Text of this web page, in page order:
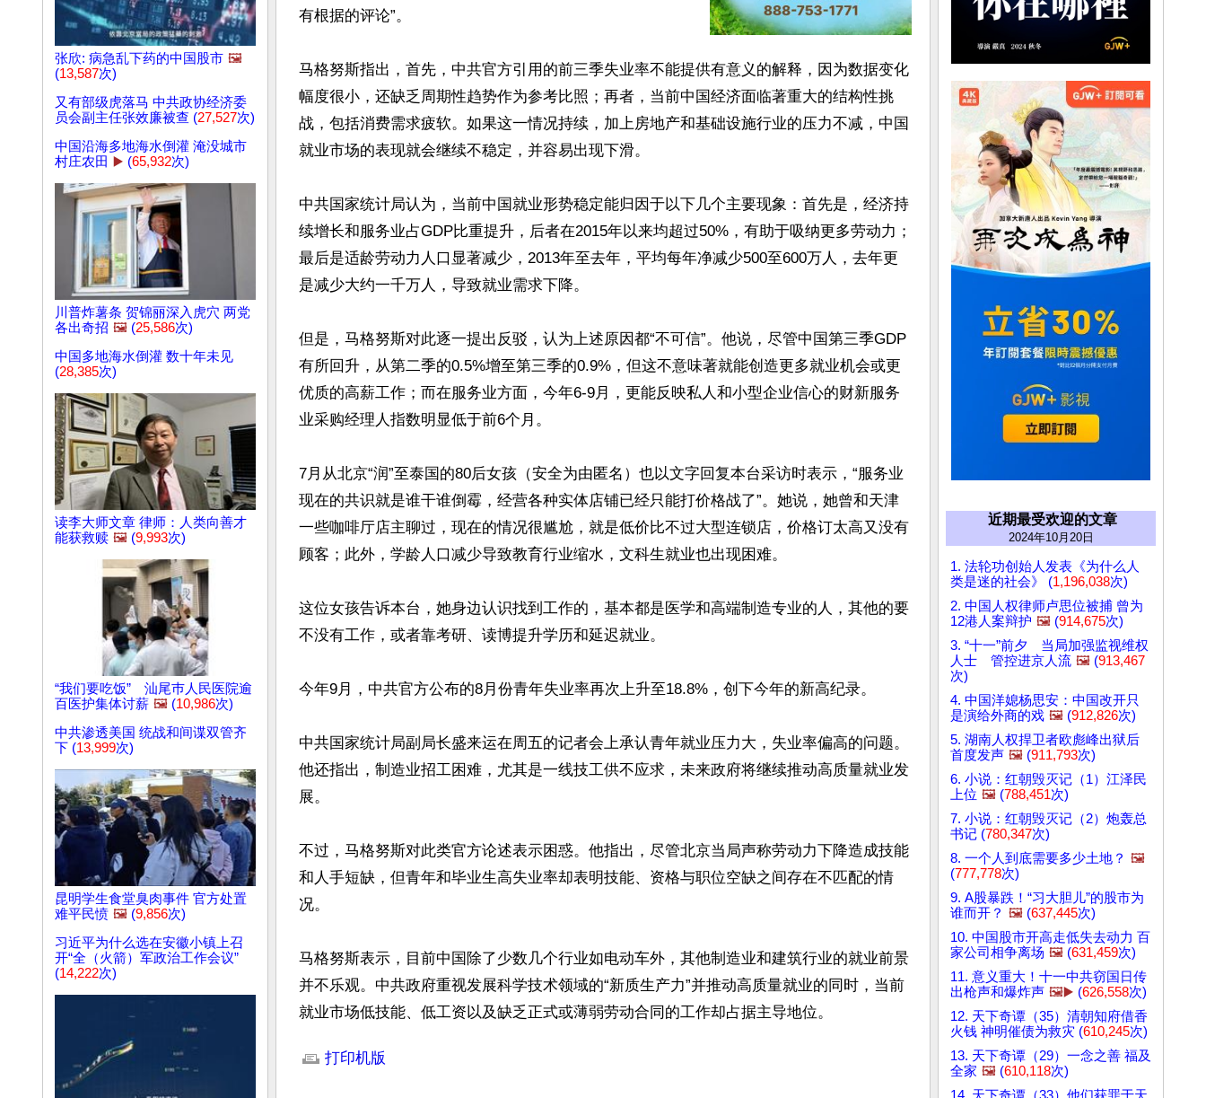
张欣: 病急乱下药的中国股市 🖼️
(13,587次)
又有部级虎落马 中共政协经济委
员会副主任张效廉被查 (27,527次)
中国沿海多地海水倒灌 淹没城市
村庄农田 ▶️ (65,932次)
川普炸薯条 贺锦丽深入虎穴 两党
各出奇招 🖼️ (25,586次)
中国多地海水倒灌 数十年未见
(28,385次)
读李大师文章 律师：人类向善才
能获救赎 🖼️ (9,993次)
“我们要吃饭” 汕尾巿人民医院逾
百医护集体讨薪 🖼️ (10,986次)
中共渗透美国 统战和间谍双管齐
下 (13,999次)
昆明学生食堂臭肉事件 官方处置
难平民愤 🖼️ (9,856次)
习近平为什么选在安徽小镇上召
开“全（火箭）军政治工作会议”
(14,222次)
有根据的评论”。
马格努斯指出，首先，中共官方引用的前三季失业率不能提供有意义的解释，因为数据变化
幅度很小，还缺乏周期性趋势作为参考比照；再者，当前中国经济面临著重大的结构性挑
战，包括消费需求疲软。如果这一情况持续，加上房地产和基础设施行业的压力不减，中国
就业市场的表现就会继续不稳定，并容易出现下滑。
中共国家统计局认为，当前中国就业形势稳定能归因于以下几个主要现象：首先是，经济持
续增长和服务业占GDP比重提升，后者在2015年以来均超过50%，有助于吸纳更多劳动力；
最后是适龄劳动力人口显著减少，2013年至去年，平均每年净减少500至600万人，去年更
是减少大约一千万人，导致就业需求下降。
但是，马格努斯对此逐一提出反驳，认为上述原因都“不可信”。他说，尽管中国第三季GDP
有所回升，从第二季的0.5%增至第三季的0.9%，但这不意味著就能创造更多就业机会或更
优质的高薪工作；而在服务业方面，今年6-9月，更能反映私人和小型企业信心的财新服务
业采购经理人指数明显低于前6个月。
7月从北京“润”至泰国的80后女孩（安全为由匿名）也以文字回复本台采访时表示，“服务业
现在的共识就是谁干谁倒霉，经营各种实体店铺已经只能打价格战了”。她说，她曾和天津
一些咖啡厅店主聊过，现在的情况很尴尬，就是低价比不过大型连锁店，价格订太高又没有
顾客；此外，学龄人口减少导致教育行业缩水，文科生就业也出现困难。
这位女孩告诉本台，她身边认识找到工作的，基本都是医学和高端制造专业的人，其他的要
不没有工作，或者靠考研、读博提升学历和延迟就业。
今年9月，中共官方公布的8月份青年失业率再次上升至18.8%，创下今年的新高纪录。
中共国家统计局副局长盛来运在周五的记者会上承认青年就业压力大，失业率偏高的问题。
他还指出，制造业招工困难，尤其是一线技工供不应求，未来政府将继续推动高质量就业发
展。
不过，马格努斯对此类官方论述表示困惑。他指出，尽管北京当局声称劳动力下降造成技能
和人手短缺，但青年和毕业生高失业率却表明技能、资格与职位空缺之间存在不匹配的情
况。
马格努斯表示，目前中国除了少数几个行业如电动车外，其他制造业和建筑行业的就业前景
并不乐观。中共政府重视发展科学技术领域的“新质生产力”并推动高质量就业的同时，当前
就业市场低技能、低工资以及缺乏正式或薄弱劳动合同的工作却占据主导地位。
打印机版
近期最受欢迎的文章
2024年10月20日
1. 法轮功创始人发表《为什么人
类是迷的社会》 (1,196,038次)
2. 中国人权律师卢思位被捕 曾为
12港人案辩护 🖼️ (914,675次)
3. “十一”前夕 当局加强监视维权
人士 管控进京人流 🖼️ (913,467
次)
4. 中国洋媳杨思安：中国改开只
是演给外商的戏 🖼️ (912,826次)
5. 湖南人权捍卫者欧彪峰出狱后
首度发声 🖼️ (911,793次)
6. 小说：红朝毁灭记（1）江泽民
上位 🖼️ (788,451次)
7. 小说：红朝毁灭记（2）炮轰总
书记 (780,347次)
8. 一个人到底需要多少土地？ 🖼️
(777,778次)
9. A股暴跌！“习大胆儿”的股市为
谁而开？ 🖼️ (637,445次)
10. 中国股市开高走低失去动力 百
家公司相争离场 🖼️ (631,459次)
11. 意义重大！十一中共窃国日传
出枪声和爆炸声 🖼️▶️ (626,558次)
12. 天下奇谭（35）清朝知府借香
火钱 神明催债为救灾 (610,245次)
13. 天下奇谭（29）一念之善 福及
全家 🖼️ (610,118次)
14. 天下奇谭（33）他们获罪于天